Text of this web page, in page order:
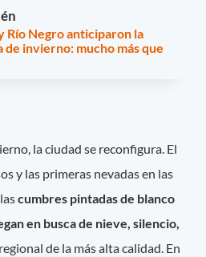
Río Negro anticiparon la
de invierno: mucho más que
la ciudad se reconfigura. El
y las primeras nevadas en las
cumbres pintadas de blanco
en busca de nieve, silencio,
de la más alta calidad. En